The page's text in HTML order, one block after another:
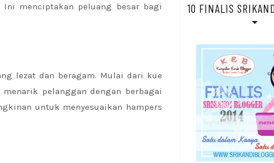
Ini menciptakan peluang besar bagi
lezat dan beragam. Mulai dari kue
pelanggan dengan berbagai
untuk menyesuaikan hampers
10 FINALIS